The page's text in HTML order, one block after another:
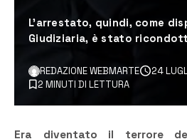
L’arrestato, quindi, come
Giudiziaria, è stato
REDAZIONE WEBMARTE 24
2 MINUTI DI LETTURA
Era diventato il terrore